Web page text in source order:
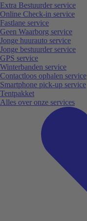
Extra Bestuurder service
Online Check-in service
Fastlane service
Geen Waarborg service
Jonge huurauto service
Jonge bestuurder service
GPS service
Winterbanden service
Contactloos ophalen service
Smartphone pick-up service
Tentpakket
Alles over onze services